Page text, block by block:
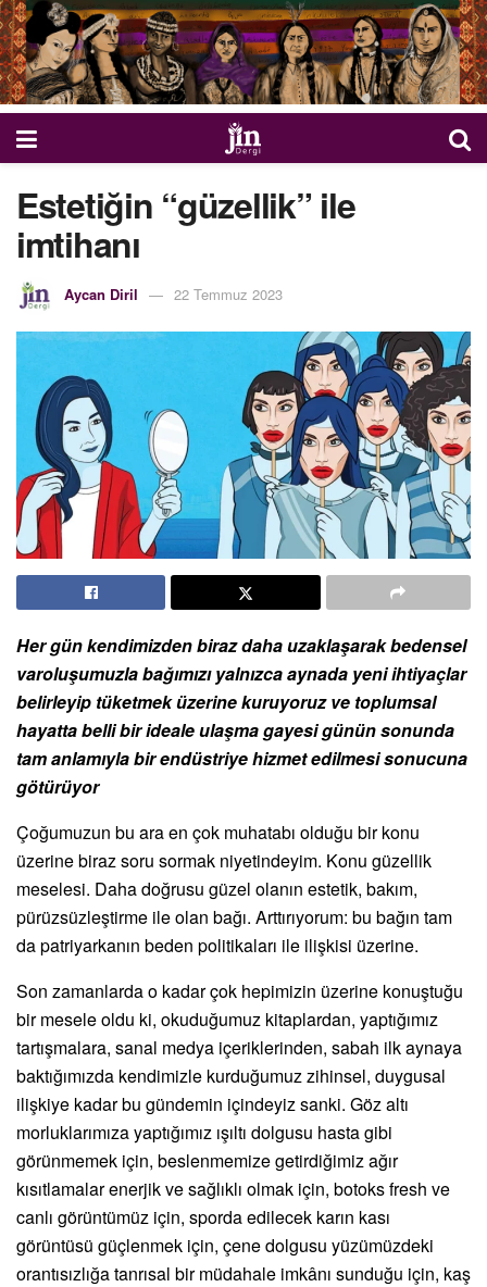
Estetiğin “güzellik” ile
imtihanı
Aycan Diril 22 Temmuz 2023
Her gün kendimizden biraz daha uzaklaşarak bedensel
varoluşumuzla bağımızı yalnızca aynada yeni ihtiyaçlar
belirleyip tüketmek üzerine kuruyoruz ve toplumsal
hayatta belli bir ideale ulaşma gayesi günün sonunda
tam anlamıyla bir endüstriye hizmet edilmesi sonucuna
götürüyor
Çoğumuzun bu ara en çok muhatabı olduğu bir konu
üzerine biraz soru sormak niyetindeyim. Konu güzellik
meselesi. Daha doğrusu güzel olanın estetik, bakım,
pürüzsüzleştirme ile olan bağı. Arttırıyorum: bu bağın tam
da patriyarkanın beden politikaları ile ilişkisi üzerine.
Son zamanlarda o kadar çok hepimizin üzerine konuştuğu
bir mesele oldu ki, okuduğumuz kitaplardan, yaptığımız
tartışmalara, sanal medya içeriklerinden, sabah ilk aynaya
baktığımızda kendimizle kurduğumuz zihinsel, duygusal
ilişkiye kadar bu gündemin içindeyiz sanki. Göz altı
morluklarımıza yaptığımız ışıltı dolgusu hasta gibi
görünmemek için, beslenmemize getirdiğimiz ağır
kısıtlamalar enerjik ve sağlıklı olmak için, botoks fresh ve
canlı görüntümüz için, sporda edilecek karın kası
görüntüsü güçlenmek için, çene dolgusu yüzümüzdeki
orantısızlığa tanrısal bir müdahale imkânı sunduğu için, kaş